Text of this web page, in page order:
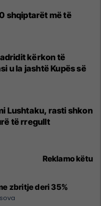
shqiptarët më të
kërkon të
u la jashtë Kupës së
Lushtaku, rasti shkon
të rregullt
Reklamo këtu
zbritje deri 35%